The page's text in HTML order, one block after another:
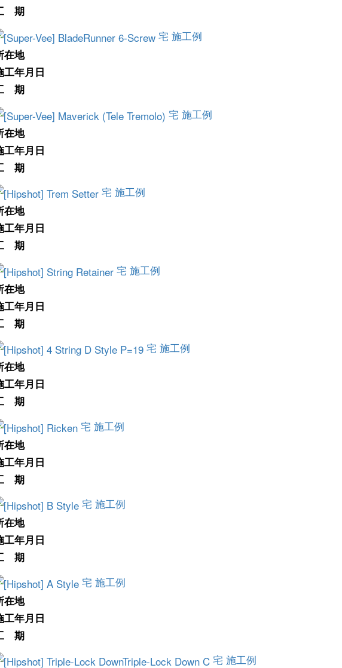
期
宅 施工例
在地
工年月日
期
宅 施工例
在地
工年月日
期
宅 施工例
在地
工年月日
期
宅 施工例
在地
工年月日
期
宅 施工例
在地
工年月日
期
宅 施工例
在地
工年月日
期
宅 施工例
在地
工年月日
期
宅 施工例
在地
工年月日
期
宅 施工例